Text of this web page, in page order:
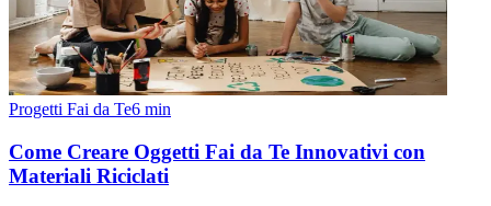
Progetti Fai da Te6 min
Come Creare Oggetti Fai da Te Innovativi con
Materiali Riciclati